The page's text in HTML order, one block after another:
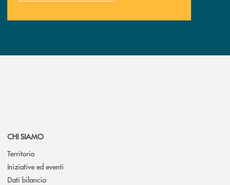
CHI SIAMO
Territorio
Iniziative ed eventi
Dati bilancio